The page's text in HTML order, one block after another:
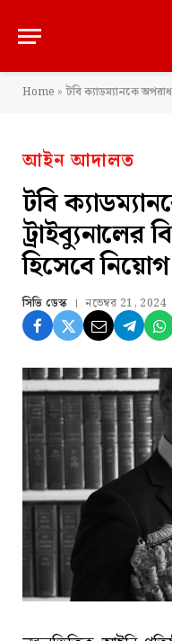
Home » টবি ক্যাডম্যানকে
আইন আদালত
টবি
ট্রাইব্যুনালের
হিসেবে নিয়োগ
সিভি ডেস্ক নভেম্বর 21, 2024